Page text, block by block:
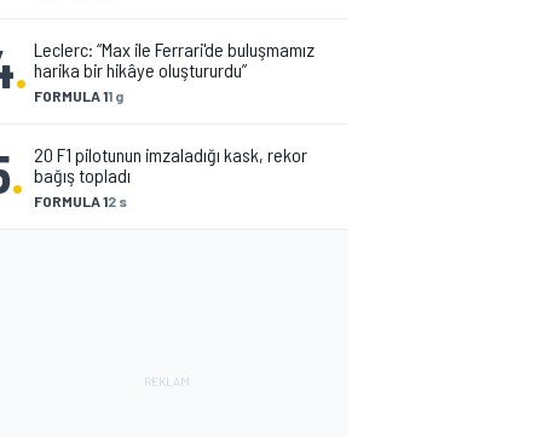
. FORMULA 11 g
Leclerc: “Max ile Ferrari'de buluşmamız
harika bir hikâye oluştururdu”
. FORMULA 12 s
20 F1 pilotunun imzaladığı kask, rekor
bağış topladı